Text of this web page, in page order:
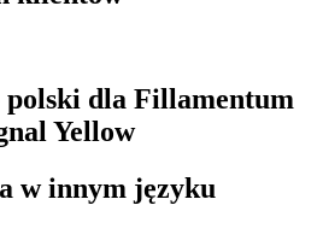
polski dla Fillamentum
Yellow
w innym języku